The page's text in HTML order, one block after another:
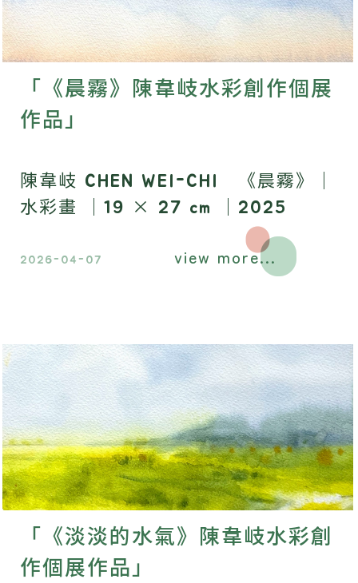
「《晨霧》陳韋岐水彩創作個展
作品」
陳韋岐 CHEN WEI-CHI 《晨霧》｜
水彩畫 ｜19 × 27 cm ｜2025
2026-04-07 view more...
「《淡淡的水氣》陳韋岐水彩創
作個展作品」